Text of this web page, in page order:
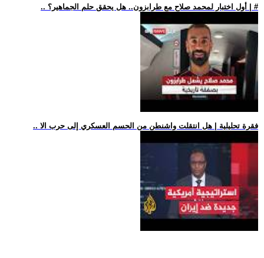
.. أول اختبار لمحمد صلاح مع طرابزون.. هل يحقق حلم الجماهير؟ | #
.. فقرة تحليلية | هل انتقلت واشنطن من الحسم العسكري إلى حرب الا